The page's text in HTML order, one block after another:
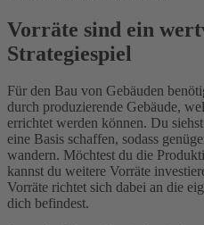
Vorräte sind ein
Strategiespiel
Für den Bau von Gebäuden
durch produzierende Gebäude,
errichtet werden können. Du
eine Basis schaffen, sodass
wandern. Möchtest du die
kannst du weitere Vorräte
Vorräte richtet sich dabei an die
dich befindest.